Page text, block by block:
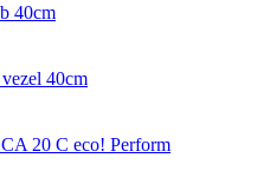
40cm
40cm
20 C eco! Perform